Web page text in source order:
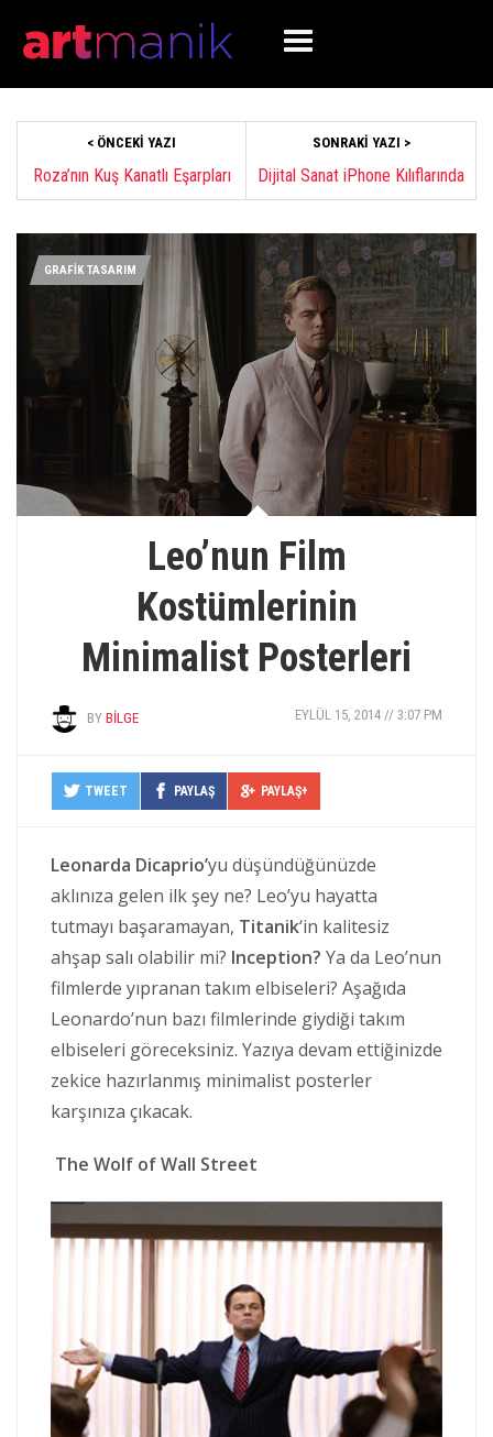
< ÖNCEKI YAZI
Roza’nın Kuş Kanatlı Eşarpları
SONRAKI YAZI >
Dijital Sanat iPhone Kılıflarında
GRAFİK TASARIM
Leo’nun Film
Kostümlerinin
Minimalist Posterleri
BY BILGE EYLÜL 15, 2014 // 3:07 PM
TWEET PAYLAŞ PAYLAŞ+
Leonarda Dicaprio’yu düşündüğünüzde
aklınıza gelen ilk şey ne? Leo’yu hayatta
tutmayı başaramayan, Titanik‘in kalitesiz
ahşap salı olabilir mi? Inception? Ya da Leo’nun
filmlerde yıpranan takım elbiseleri? Aşağıda
Leonardo’nun bazı filmlerinde giydiği takım
elbiseleri göreceksiniz. Yazıya devam ettiğinizde
zekice hazırlanmış minimalist posterler
karşınıza çıkacak.
The Wolf of Wall Street